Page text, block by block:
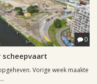
0
scheepvaart
Vorige week maakte